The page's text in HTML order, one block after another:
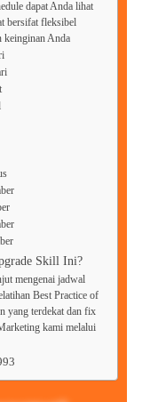
dapat Anda lihat
bersifat fleksibel
keinginan Anda
Skill Ini?
mengenai jadwal
Best Practice of
yang terdekat dan fix
kami melalui